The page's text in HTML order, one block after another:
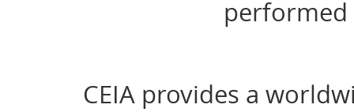
performed
CEIA provides a